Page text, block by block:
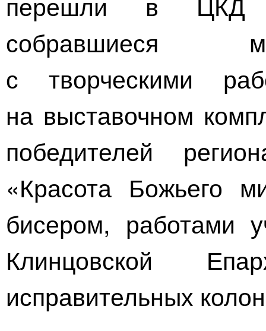
собравшиеся
с творческими
на выставочном
победителей
«Красота Божьего
бисером, работами
Клинцовской
исправительных